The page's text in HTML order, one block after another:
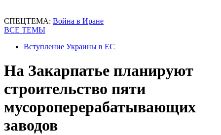
СПЕЦТЕМА: Война в Иране
ВСЕ ТЕМЫ
Вступление Украины в ЕС
На Закарпатье планируют
строительство пяти
мусороперерабатывающих
заводов